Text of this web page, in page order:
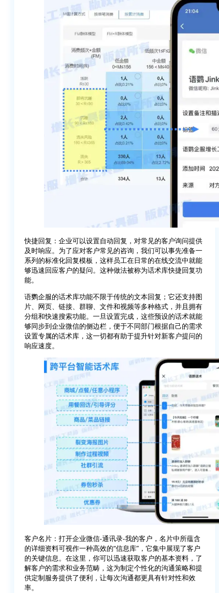
快捷回复：企业可以设置自动回复，对常见的客户询问提供
及时响应。为了应对客户常见的咨询，我们可以事先准备一
系列的标准化回复模板，这样员工在日常的在线交流中就能
够迅速回应客户的疑问。这种做法被称为话术库快捷回复功
能。
语鹦企服的话术库功能不限于传统的文本回复；它还支持图
片、网页、链接、群聊、文件和视频等多种格式，并且拥有
分组和快速搜索功能。一旦设置完成，这些预设的话术就能
够同步到企业微信的侧边栏，便于不同部门根据自己的需求
设置专属的话术库，这一切都有助于提升针对新客户提问的
响应速度。
客户名片：打开企业微信-通讯录-我的客户，名片中所蕴含
的详细资料可视作一种高效的“信息库”，它集中展现了客户
的关键信息。在这里，你可以迅速获取客户的基本资料，了
解客户的需求和业务范畴，这为制定个性化的沟通策略和提
供定制服务提供了便利，让每次沟通都更具有针对性和效
率。